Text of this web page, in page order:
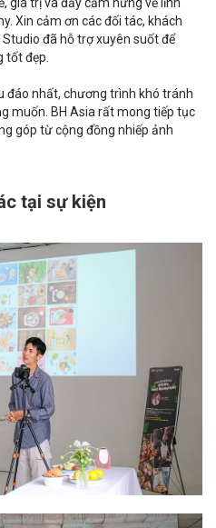
Xin cảm ơn các đối tác, khách
đã hỗ trợ xuyên suốt để
tốt đẹp.
đáo nhất, chương trình khó tránh
muốn. BH Asia rất mong tiếp tục
góp từ cộng đồng nhiếp ảnh
tại sự kiện